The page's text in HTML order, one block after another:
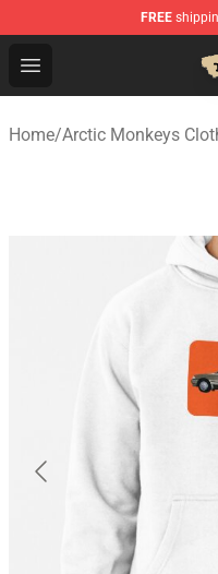
FREE
Open menu
Arctic Monkeys
Home/Arctic Monkeys